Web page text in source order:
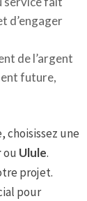
d’engager
de l’argent
future,
une
ou Ulule.
projet.
pour